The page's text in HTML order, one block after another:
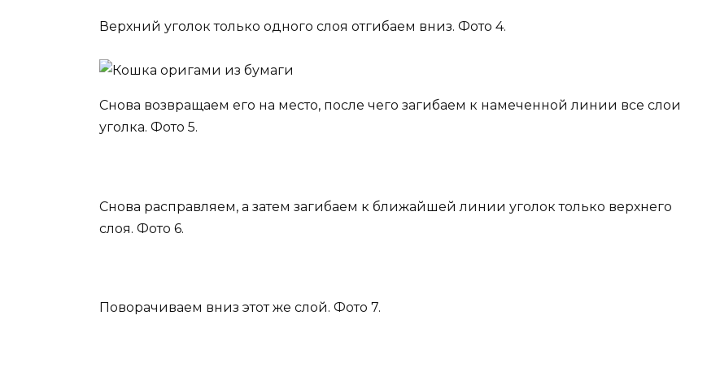
Верхний уголок только одного слоя отгибаем вниз. Фото 4.
Снова возвращаем его на место, после чего загибаем к намеченной линии все слои
уголка. Фото 5.
Снова расправляем, а затем загибаем к ближайшей линии уголок только верхнего
слоя. Фото 6.
Поворачиваем вниз этот же слой. Фото 7.